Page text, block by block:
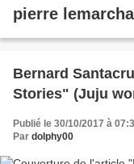
pierre
Bernard
Stories" (Juju
Publié le 30/10/2017 à
Par dolphy00